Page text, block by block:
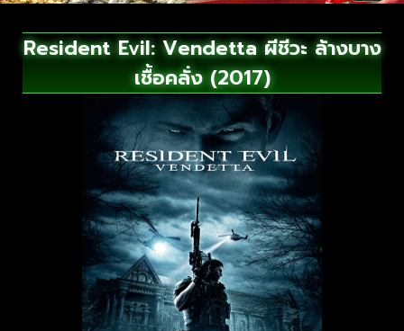
Resident Evil: Vendetta ผีชีวะ ล้างบาง
เชื้อคลั่ง (2017)